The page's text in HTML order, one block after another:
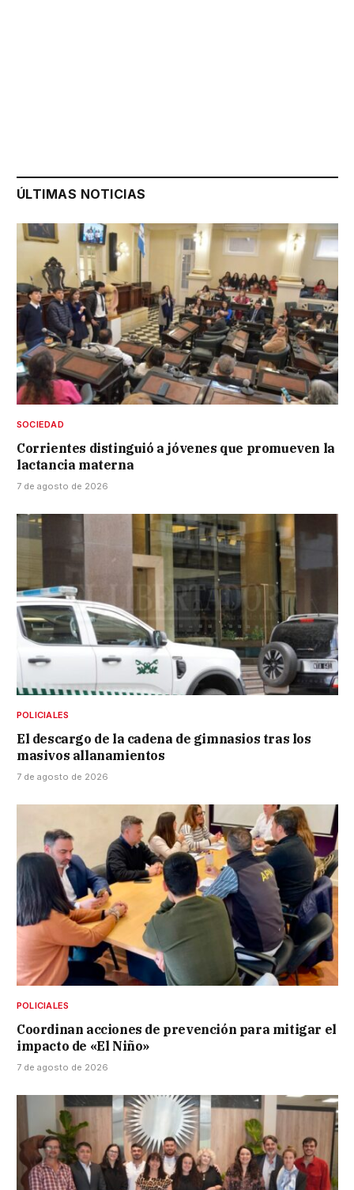
ÚLTIMAS NOTICIAS
SOCIEDAD
Corrientes distinguió a jóvenes que promueven la
lactancia materna
7 de agosto de 2026
POLICIALES
El descargo de la cadena de gimnasios tras los
masivos allanamientos
7 de agosto de 2026
POLICIALES
Coordinan acciones de prevención para mitigar el
impacto de «El Niño»
7 de agosto de 2026